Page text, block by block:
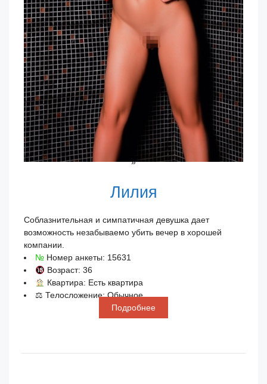
»
Лилия
Соблазнительная и симпатичная девушка дает
возможность незабываемо убить вечер в хорошей
компании.
№ Номер анкеты: 15631
Возраст: 36
Квартира: Есть квартира
⚖ Телосложение: Обычное
Подробнее